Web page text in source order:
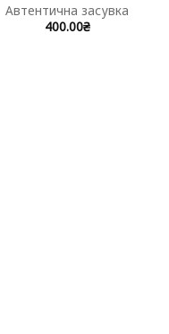
Автентична засувка
400.00₴